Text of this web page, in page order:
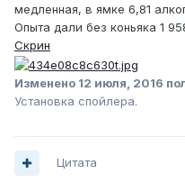
медленная, в ямке 6,81
Опыта дали без коньяка 1
Скрин
Изменено 12 июля, 2016
Установка спойлера.
Цитата